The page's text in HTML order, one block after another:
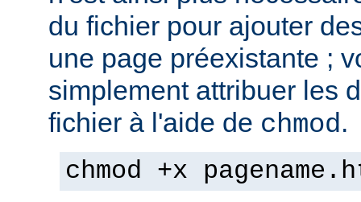
du fichier pour ajouter
une page préexistante ;
simplement attribuer les
fichier à l'aide de chmod.
chmod +x